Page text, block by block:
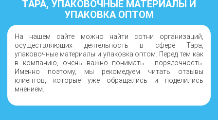
ТАРА, УПАКОВОЧНЫЕ МАТЕРИАЛЫ И
УПАКОВКА ОПТОМ
На нашем сайте можно найти сотни организаций,
осуществляющих деятельность в сфере Тара,
упаковочные материалы и упаковка оптом. Перед тем как
в компанию, очень важно понимать - порядочность.
Именно поэтому, мы рекомедуем читать отзывы
клиентов, которые уже обращались и поделились
мнением.